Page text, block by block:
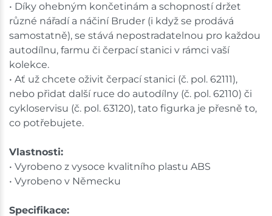
• Díky ohebným končetinám a schopností držet
různé nářadí a náčiní Bruder (i když se prodává
samostatně), se stává nepostradatelnou pro každou
autodílnu, farmu či čerpací stanici v rámci vaší
kolekce.
• Ať už chcete oživit čerpací stanici (č. pol. 62111),
nebo přidat další ruce do autodílny (č. pol. 62110) či
cykloservisu (č. pol. 63120), tato figurka je přesně to,
co potřebujete.
Vlastnosti:
• Vyrobeno z vysoce kvalitního plastu ABS
• Vyrobeno v Německu
Specifikace: